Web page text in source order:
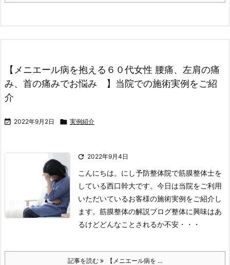
【メニエール病を抱える６０代女性 腰痛、左肩の痛
み、首の痛みでお悩み 】当院での施術実例をご紹
介
 2022年9月2日  実例紹介
 2022年9月4日
こんにちは。にし予防整体院で筋膜整体士を
している西口幹大です。 今日は当院をご利用
いただいているお客様の施術実例をご紹介し
ます。 筋膜整体の解説ブログ整体に興味はあ
るけどどんなことされるか不安・・・
記事を読む 【メニエール病を ...